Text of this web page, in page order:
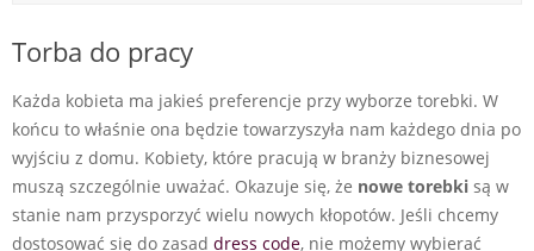
Torba do pracy
Każda kobieta ma jakieś preferencje przy wyborze torebki. W
końcu to właśnie ona będzie towarzyszyła nam każdego dnia po
wyjściu z domu. Kobiety, które pracują w branży biznesowej
muszą szczególnie uważać. Okazuje się, że nowe torebki są w
stanie nam przysporzyć wielu nowych kłopotów. Jeśli chcemy
dostosować się do zasad dress code, nie możemy wybierać